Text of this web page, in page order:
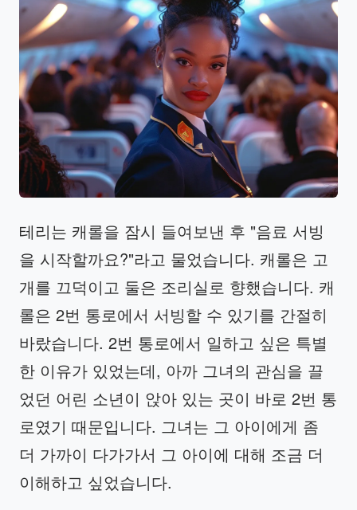
테리는 캐롤을 잠시 들여보낸 후 "음료 서빙
을 시작할까요?"라고 물었습니다. 캐롤은 고
개를 끄덕이고 둘은 조리실로 향했습니다. 캐
롤은 2번 통로에서 서빙할 수 있기를 간절히
바랐습니다. 2번 통로에서 일하고 싶은 특별
한 이유가 있었는데, 아까 그녀의 관심을 끌
었던 어린 소년이 앉아 있는 곳이 바로 2번 통
로였기 때문입니다. 그녀는 그 아이에게 좀
더 가까이 다가가서 그 아이에 대해 조금 더
이해하고 싶었습니다.